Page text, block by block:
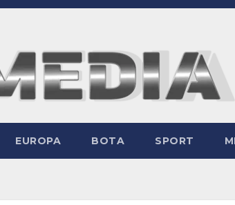
EUROPA BOTA SPORT